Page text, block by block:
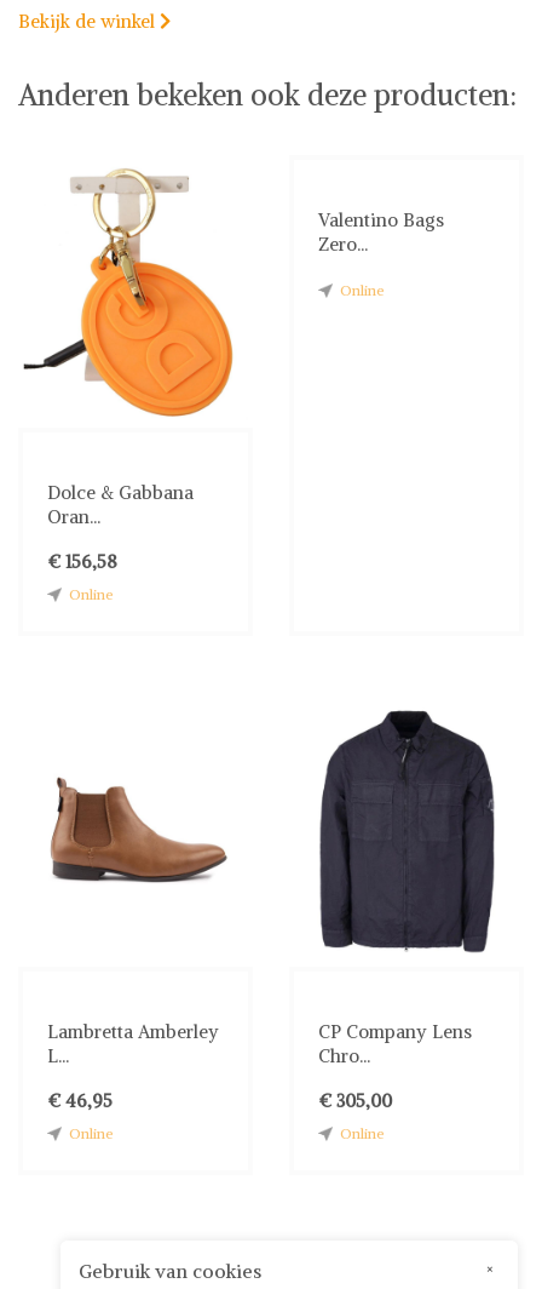
Bekijk de winkel 
Anderen bekeken ook deze producten:
Dolce & Gabbana
Oran...
€ 156,58
Online
Valentino Bags
Zero...
Online
Lambretta Amberley
L...
€ 46,95
Online
CP Company Lens
Chro...
€ 305,00
Online
×
Gebruik van cookies